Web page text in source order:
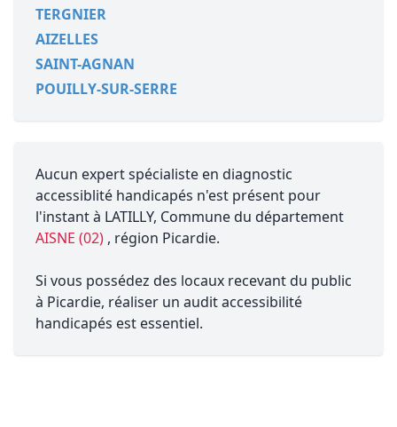
TERGNIER
AIZELLES
SAINT-AGNAN
POUILLY-SUR-SERRE
Aucun expert spécialiste en diagnostic
accessiblité handicapés n'est présent pour
l'instant à LATILLY, Commune du département
AISNE (02) , région Picardie.
Si vous possédez des locaux recevant du public
à Picardie, réaliser un audit accessibilité
handicapés est essentiel.